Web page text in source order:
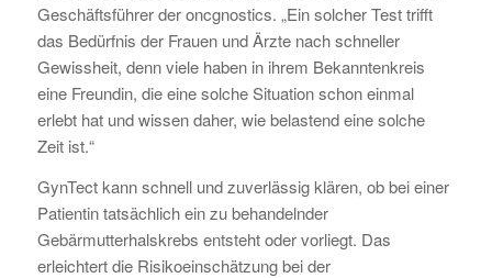
Geschäftsführer der oncgnostics. „Ein solcher Test trifft
das Bedürfnis der Frauen und Ärzte nach schneller
Gewissheit, denn viele haben in ihrem Bekanntenkreis
eine Freundin, die eine solche Situation schon einmal
erlebt hat und wissen daher, wie belastend eine solche
Zeit ist.“
GynTect kann schnell und zuverlässig klären, ob bei einer
Patientin tatsächlich ein zu behandelnder
Gebärmutterhalskrebs entsteht oder vorliegt. Das
erleichtert die Risikoeinschätzung bei der